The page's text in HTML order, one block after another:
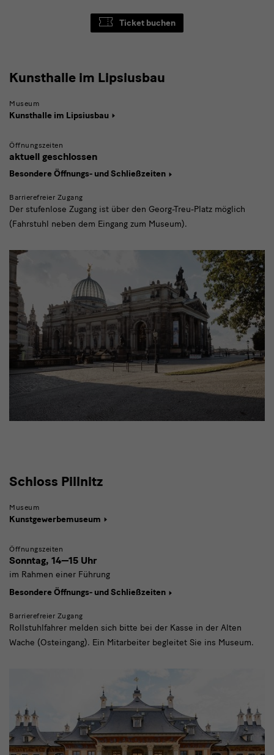
Ticket buchen
Kunsthalle
im
Lipsiusbau
Kunsthalle im Lipsiusbau
Museum
Kunsthalle im Lipsiusbau
Öffnungszeiten
aktuell geschlossen
Besondere Öffnungs- und Schließzeiten
Barrierefreier Zugang
Der stufenlose Zugang ist über den Georg-Treu-Platz möglich
(Fahrstuhl neben dem Eingang zum Museum).
Schloss
Pillnitz
Schloss Pillnitz
Museum
Kunstgewerbemuseum
Öffnungszeiten
Sonntag, 14—15 Uhr
im Rahmen einer Führung
Besondere Öffnungs- und Schließzeiten
Barrierefreier Zugang
Rollstuhlfahrer melden sich bitte bei der Kasse in der Alten
Wache (Osteingang). Ein Mitarbeiter begleitet Sie ins Museum.